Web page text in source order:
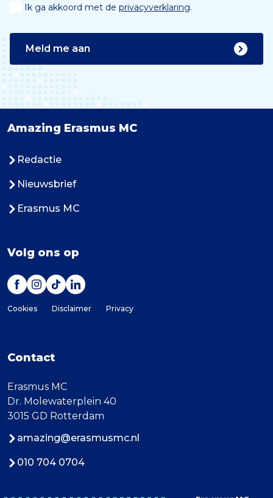
Ik ga akkoord met de privacyverklaring.
Meld me aan
Amazing Erasmus MC
Redactie
Nieuwsbrief
Erasmus MC
Volg ons op
Cookies Disclaimer Privacy
Contact
Erasmus MC
Dr. Molewaterplein 40
3015 GD Rotterdam
amazing@erasmusmc.nl
010 704 0704